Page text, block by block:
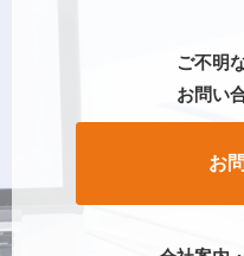
ご不明
お問い
お